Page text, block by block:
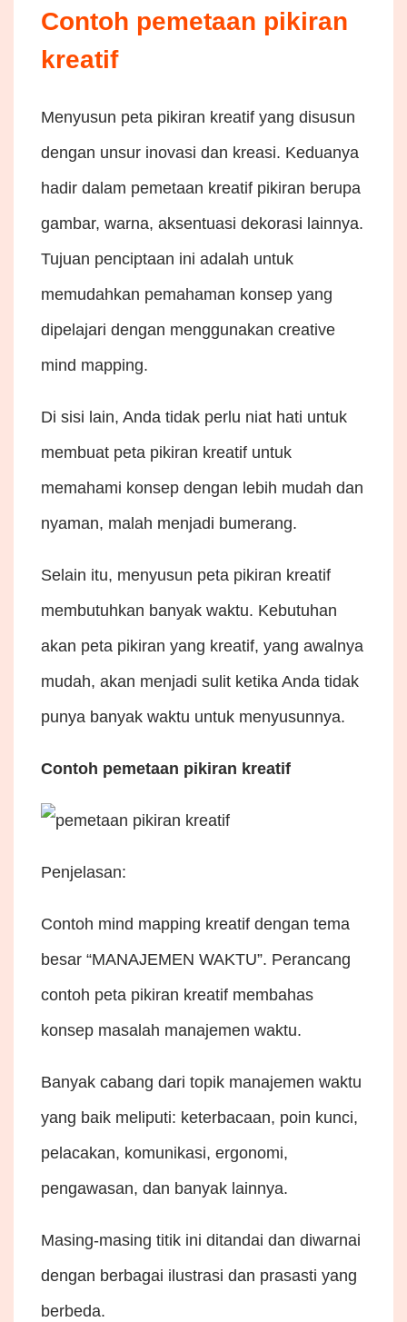
Contoh pemetaan pikiran
kreatif
Menyusun peta pikiran kreatif yang disusun
dengan unsur inovasi dan kreasi. Keduanya
hadir dalam pemetaan kreatif pikiran berupa
gambar, warna, aksentuasi dekorasi lainnya.
Tujuan penciptaan ini adalah untuk
memudahkan pemahaman konsep yang
dipelajari dengan menggunakan creative
mind mapping.
Di sisi lain, Anda tidak perlu niat hati untuk
membuat peta pikiran kreatif untuk
memahami konsep dengan lebih mudah dan
nyaman, malah menjadi bumerang.
Selain itu, menyusun peta pikiran kreatif
membutuhkan banyak waktu. Kebutuhan
akan peta pikiran yang kreatif, yang awalnya
mudah, akan menjadi sulit ketika Anda tidak
punya banyak waktu untuk menyusunnya.
Contoh pemetaan pikiran kreatif
Penjelasan:
Contoh mind mapping kreatif dengan tema
besar “MANAJEMEN WAKTU”. Perancang
contoh peta pikiran kreatif membahas
konsep masalah manajemen waktu.
Banyak cabang dari topik manajemen waktu
yang baik meliputi: keterbacaan, poin kunci,
pelacakan, komunikasi, ergonomi,
pengawasan, dan banyak lainnya.
Masing-masing titik ini ditandai dan diwarnai
dengan berbagai ilustrasi dan prasasti yang
berbeda.